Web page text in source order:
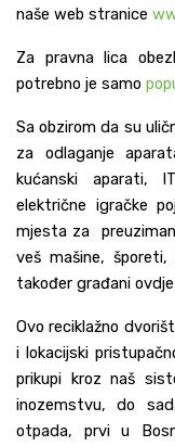
naše web stranice
Za pravna lica
potrebno je samo
Sa obzirom da su
za odlaganje
kućanski aparati,
električne igračke
mjesta za
veš mašine,
također građani
Ovo reciklažno
i lokacijski
prikupi kroz naš
inozemstvu, do
otpada, prvi u